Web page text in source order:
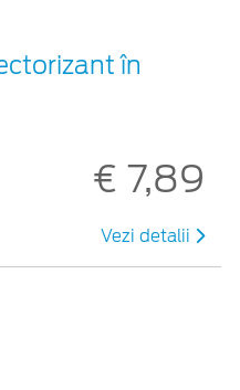
în
€ 7,89
Vezi detalii